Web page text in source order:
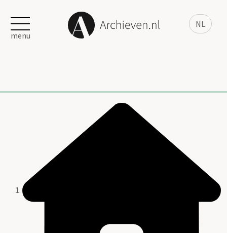
NL
menu